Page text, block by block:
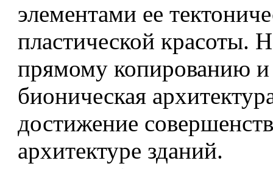
элементами ее
пластической красоты.
прямому копированию
бионическая
достижение
архитектуре зданий.